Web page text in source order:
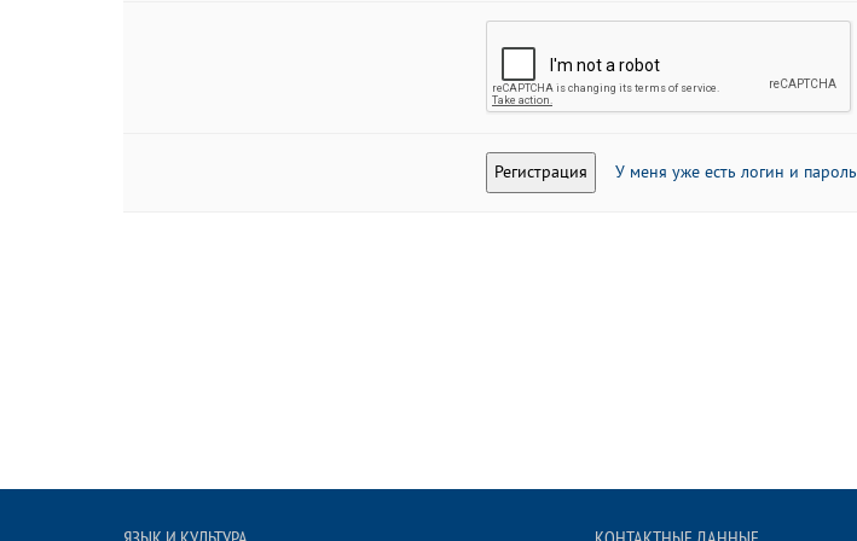
У меня уже есть логин и пароль